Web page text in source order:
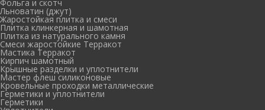
Фольга и скотч
Льноватин (джут)
Жаростойкая плитка и смеси
Плитка клинкерная и шамотная
Плитка из натурального камня
Смеси жаростойкие Терракот
Мастика Терракот
Кирпич шамотный
Крышные разделки и уплотнители
Мастер флеш силиконовые
Кровельные проходки металлические
Герметики и уплотнители
Герметики